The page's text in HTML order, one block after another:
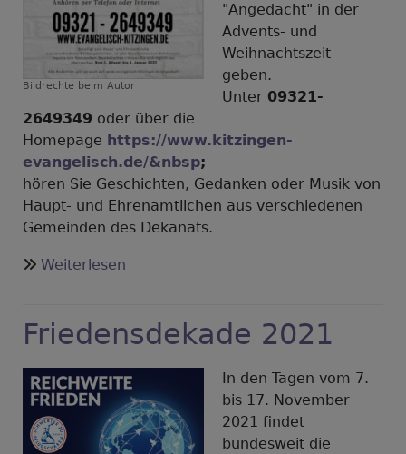
Bildrechte beim Autor
"Angedacht" in der
Advents- und
Weihnachtszeit
geben.
Unter 09321-
2649349 oder über die
Homepage https://www.kitzingen-
evangelisch.de/&nbsp;
hören Sie Geschichten, Gedanken oder Musik von
Haupt- und Ehrenamtlichen aus verschiedenen
Gemeinden des Dekanats.
Weiterlesen
wieder
1.
Advent
Friedensdekade 2021
In den Tagen vom 7.
bis 17. November
2021 findet
bundesweit die